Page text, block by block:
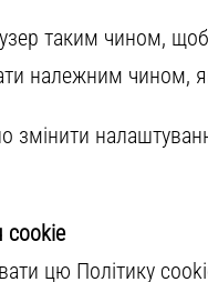
таким чином, щоб
належним чином,
cookie
цю Політику